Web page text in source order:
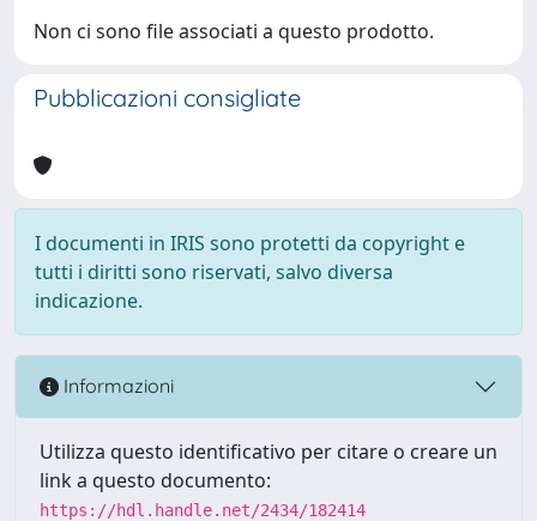
Non ci sono file associati a questo prodotto.
Pubblicazioni consigliate
I documenti in IRIS sono protetti da copyright e
tutti i diritti sono riservati, salvo diversa
indicazione.
Informazioni
Utilizza questo identificativo per citare o creare un
link a questo documento:
https://hdl.handle.net/2434/182414